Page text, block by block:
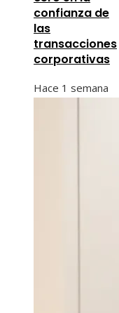
confianza de
las
transacciones
corporativas
Hace 1 semana